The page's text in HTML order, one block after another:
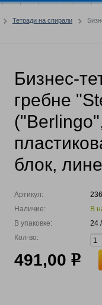
Тетради на спирали
Бизнес-
гребне
блок,
Артикул:
Наличие:
В
В упаковке:
24
Кол-во:
491,00 р